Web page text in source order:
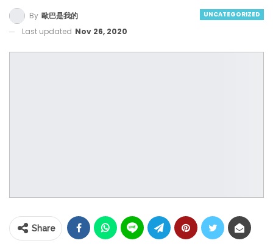
UNCATEGORIZED
By 歐巴是我的
Last updated Nov 26, 2020
Share